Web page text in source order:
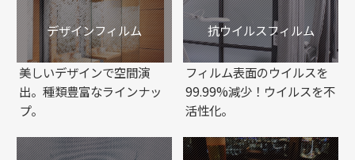
デザインフィルム
美しいデザインで空間演
出。種類豊富なラインナッ
プ。
抗ウイルスフィルム
フィルム表面のウイルスを
99.99%減少！ウイルスを不
活性化。